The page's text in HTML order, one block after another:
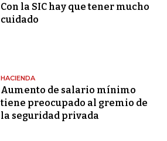
Con la SIC hay que tener mucho
cuidado
HACIENDA
Aumento de salario mínimo
tiene preocupado al gremio de
la seguridad privada